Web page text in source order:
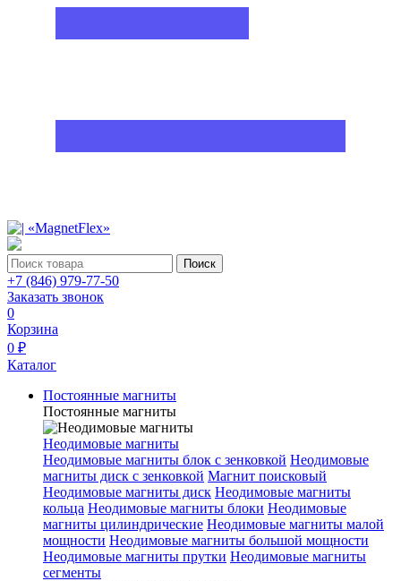
Поиск
+7 (846) 979-77-50
Заказать звонок
0
Корзина
0 ₽
Каталог
Постоянные магниты
Постоянные магниты
Неодимовые магниты
Неодимовые магниты блок с зенковкой Неодимовые
магниты диск с зенковкой Магнит поисковый
Неодимовые магниты диск Неодимовые магниты
кольца Неодимовые магниты блоки Неодимовые
магниты цилиндрические Неодимовые магниты малой
мощности Неодимовые магниты большой мощности
Неодимовые магниты прутки Неодимовые магниты
сегменты